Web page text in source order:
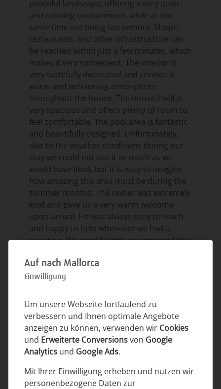
peaceful landscape, offering a very quiet
and relaxing environment, while at the
same time not being too remote. Shops,
restaurants, and other infrastructure can
be reached within just a few minutes, which
makes it very convenient. The interior is
very tastefully decorated and creates a
warm and welcoming atmosphere
throughout the house. The house itself is
very spacious and offers plenty of room to
feel comfortable. The pool area is fantastic
and beautifully designed. Unfortunately,
due to the weather conditions during our
stay we could not use it as much as we
would have liked, but it is easy to imagine
how amazing this area must be during the
summer months. The owner was extremely
kind and gave us a very warm welcome
upon arrival. He was always easy to reach
and happy to help whenever we had a
question. We would highly recommend this
for a special and relaxing place to stay. We
would love to come back!
Gesamtbewertung:
Sauberkeit Innen:
Auf nach Mallorca
Einwilligung
Um unsere Webseite fortlaufend zu
verbessern und Ihnen optimale Angebote
anzeigen zu können, verwenden wir Cookies
und Erweiterte Conversionsvon Google
Analytics und Google Ads.
Mit Ihrer Einwilligung erheben und nutzen wir
personenbezogene Daten zur